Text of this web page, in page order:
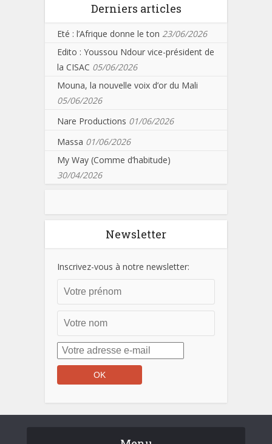
Derniers articles
Eté : l’Afrique donne le ton 23/06/2026
Edito : Youssou Ndour vice-président de
la CISAC 05/06/2026
Mouna, la nouvelle voix d’or du Mali
05/06/2026
Nare Productions 01/06/2026
Massa 01/06/2026
My Way (Comme d’habitude)
30/04/2026
Newsletter
Inscrivez-vous à notre newsletter: